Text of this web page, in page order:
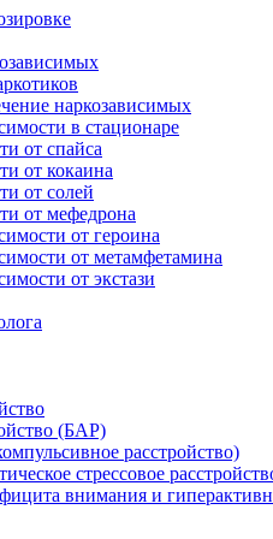
наркозависимых
в стационаре
от спайса
от кокаина
от солей
от мефедрона
от героина
от метамфетамина
от экстази
(БАР)
расстройство)
стрессовое
внимания и